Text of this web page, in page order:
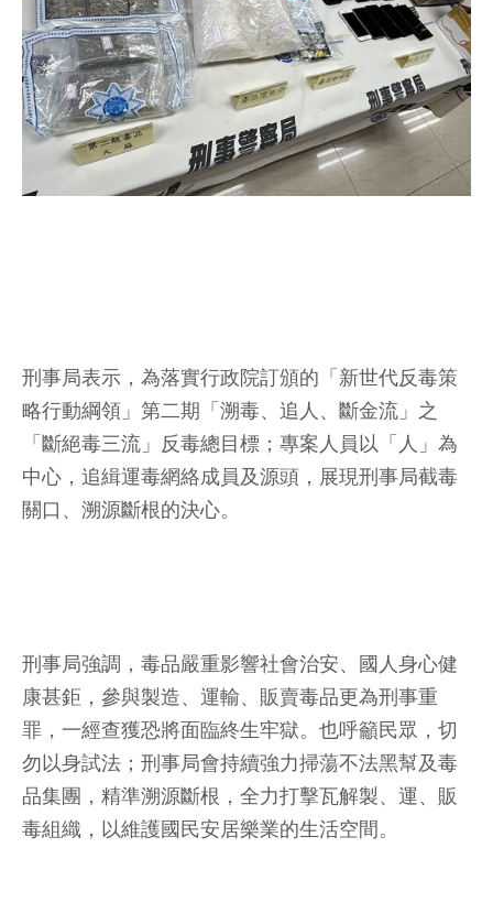
刑事局表示，為落實行政院訂頒的「新世代反毒策
略行動綱領」第二期「溯毒、追人、斷金流」之
「斷絕毒三流」反毒總目標；專案人員以「人」為
中心，追緝運毒網絡成員及源頭，展現刑事局截毒
關口、溯源斷根的決心。
刑事局強調，毒品嚴重影響社會治安、國人身心健
康甚鉅，參與製造、運輸、販賣毒品更為刑事重
罪，一經查獲恐將面臨終生牢獄。也呼籲民眾，切
勿以身試法；刑事局會持續強力掃蕩不法黑幫及毒
品集團，精準溯源斷根，全力打擊瓦解製、運、販
毒組織，以維護國民安居樂業的生活空間。